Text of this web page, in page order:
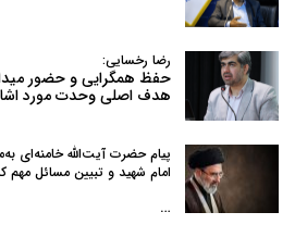
رضا رخسایی:
حفظ همگرایی و حضور
هدف اصلی وحدت مورد
پیام حضرت آیت‌الله خامنه‌ای
امام شهید و تبیین مسائل مهم
…